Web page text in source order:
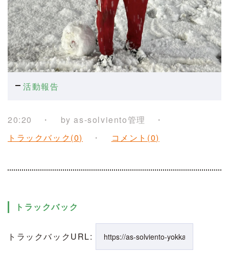
活動報告
byas-solviento管理
20:20
トラックバック(0)
コメント(0)
トラックバック
トラックバックURL: